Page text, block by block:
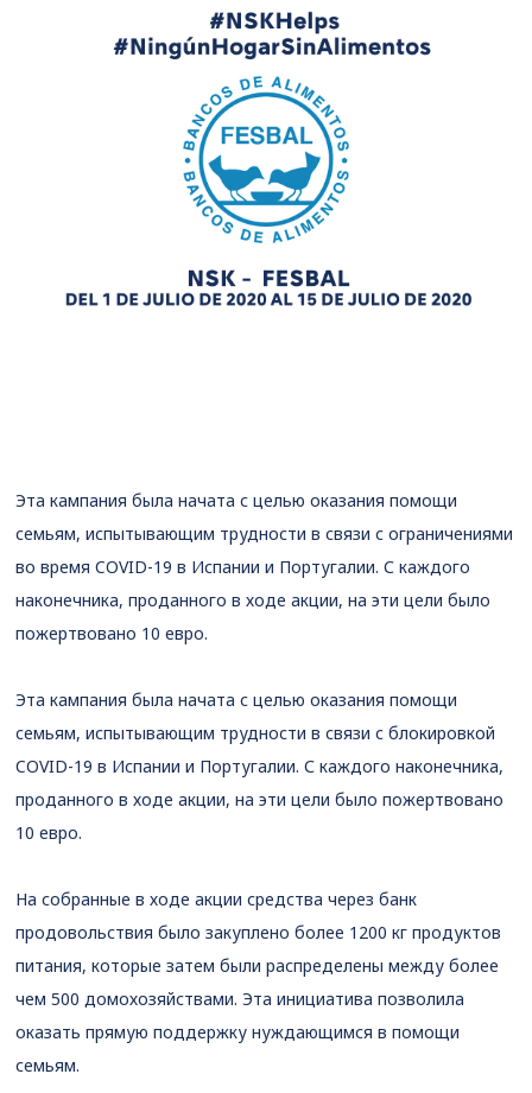
Эта кампания была начата с целью оказания помощи
семьям, испытывающим трудности в связи с ограничениями
во время COVID-19 в Испании и Португалии. С каждого
наконечника, проданного в ходе акции, на эти цели было
пожертвовано 10 евро.
Эта кампания была начата с целью оказания помощи
семьям, испытывающим трудности в связи с блокировкой
COVID-19 в Испании и Португалии. С каждого наконечника,
проданного в ходе акции, на эти цели было пожертвовано
10 евро.
На собранные в ходе акции средства через банк
продовольствия было закуплено более 1200 кг продуктов
питания, которые затем были распределены между более
чем 500 домохозяйствами. Эта инициатива позволила
оказать прямую поддержку нуждающимся в помощи
семьям.